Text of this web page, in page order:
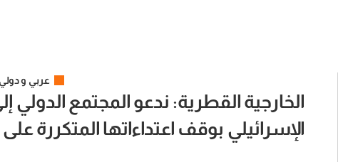
عربي و دولي
الخارجية القطرية: ندعو المجتمع الدولي
الإسرائيلي بوقف اعتداءاتها المتكررة على